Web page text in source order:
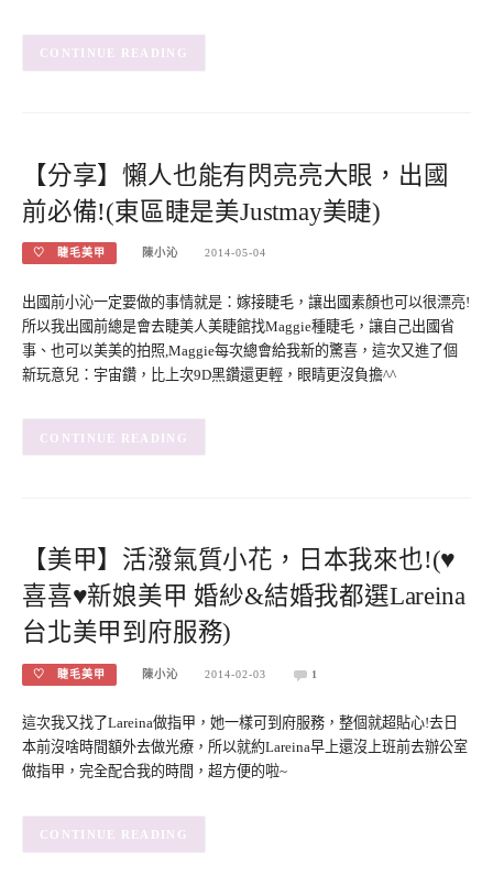
CONTINUE READING
【分享】懶人也能有閃亮亮大眼，出國
前必備!(東區睫是美Justmay美睫)
♡ 睫毛美甲 陳小沁 2014-05-04
出國前小沁一定要做的事情就是：嫁接睫毛，讓出國素顏也可以很漂亮!
所以我出國前總是會去睫美人美睫館找Maggie種睫毛，讓自己出國省
事、也可以美美的拍照,Maggie每次總會給我新的驚喜，這次又進了個
新玩意兒：宇宙鑽，比上次9D黑鑽還更輕，眼睛更沒負擔^^
CONTINUE READING
【美甲】活潑氣質小花，日本我來也!(♥
喜喜♥新娘美甲 婚紗&結婚我都選Lareina
台北美甲到府服務)
♡ 睫毛美甲 陳小沁 2014-02-03 1
這次我又找了Lareina做指甲，她一樣可到府服務，整個就超貼心!去日
本前沒啥時間額外去做光療，所以就約Lareina早上還沒上班前去辦公室
做指甲，完全配合我的時間，超方便的啦~
CONTINUE READING